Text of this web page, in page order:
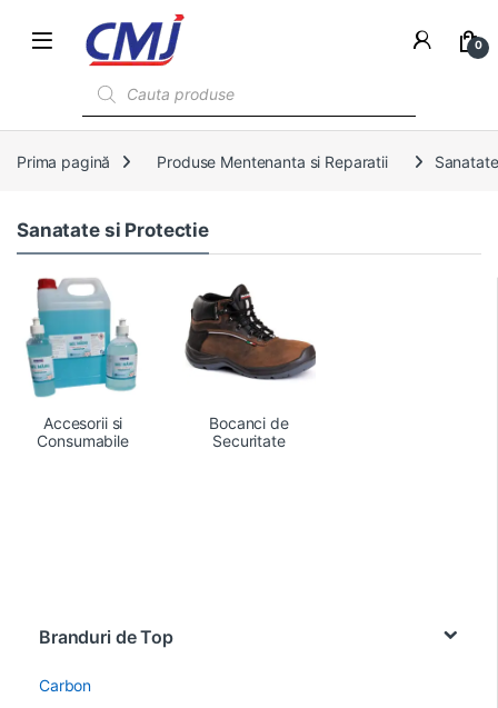
0
Prima pagină Produse Mentenanta si Reparatii
Sanatate si Protectie
Accesorii si
Consumabile
Bocanci de
Securitate
Branduri de Top
Carbon